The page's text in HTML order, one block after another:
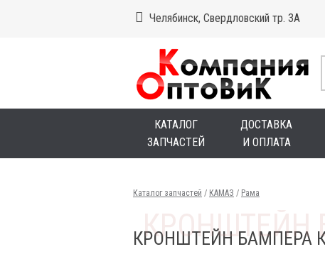
Челябинск, Свердловский тр. 3А
КАТАЛОГ
ЗАПЧАСТЕЙ
ДОСТАВКА
И ОПЛАТА
Каталог запчастей / КАМАЗ / Рама
КРОНШТЕЙН БАМПЕРА